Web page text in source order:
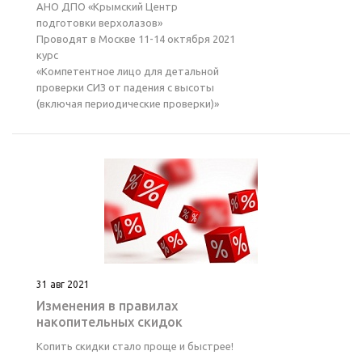
АНО ДПО «Крымский Центр
подготовки верхолазов»
Проводят в Москве 11-14 октября 2021
курс
«Компетентное лицо для детальной
проверки СИЗ от падения с высоты
(включая периодические проверки)»
31 авг 2021
Изменения в правилах
накопительных скидок
Копить скидки стало проще и быстрее!